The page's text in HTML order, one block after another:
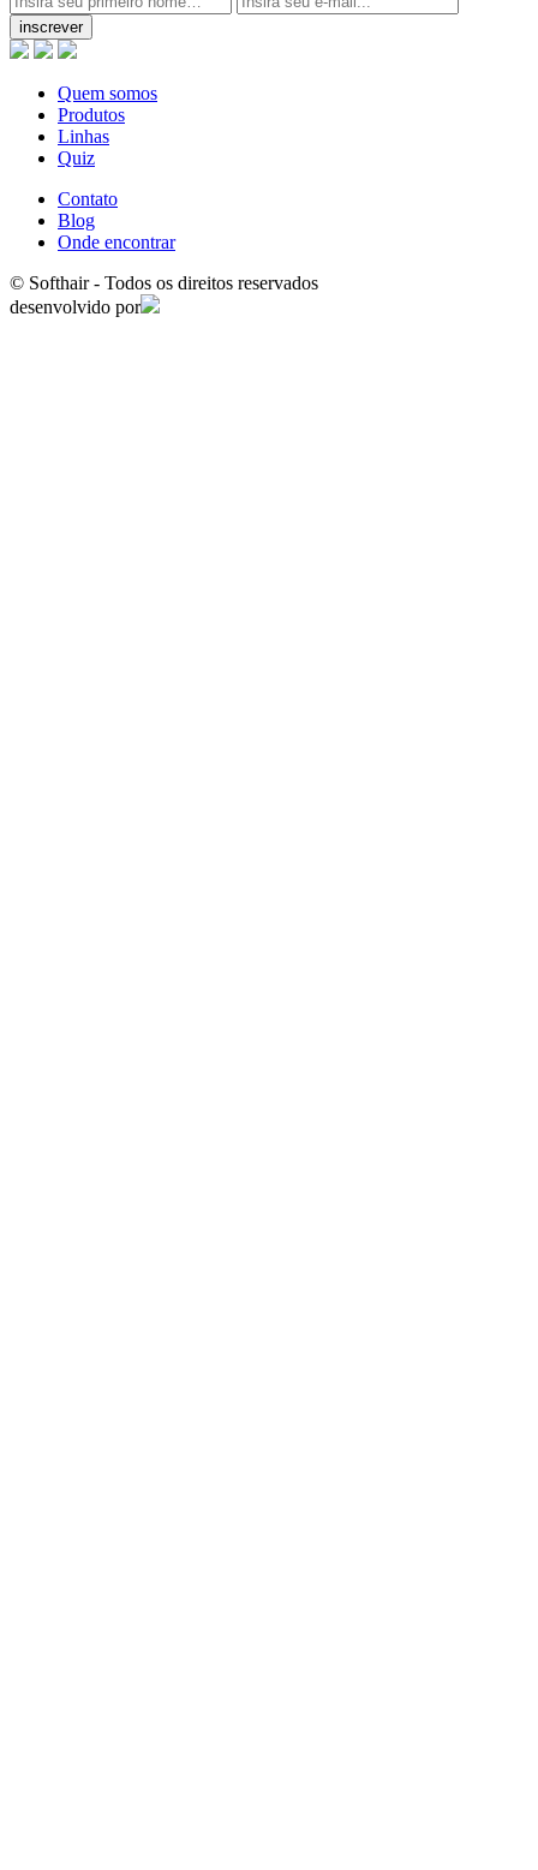
inscrever
Quem somos
Produtos
Linhas
Quiz
Contato
Blog
Onde encontrar
© Softhair - Todos os direitos reservados
desenvolvido por